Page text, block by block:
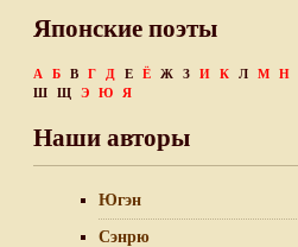
Японские поэты
А Б В Г Д Е Ё Ж З И К Л М Н
Ш
Щ Э Ю Я
Наши авторы
Югэн
Сэнрю